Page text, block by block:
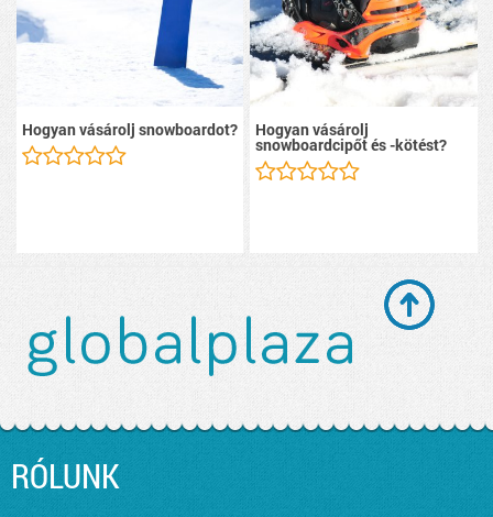
Hogyan vásárolj snowboardot? Hogyan vásárolj
snowboardcipőt és -kötést?
RÓLUNK